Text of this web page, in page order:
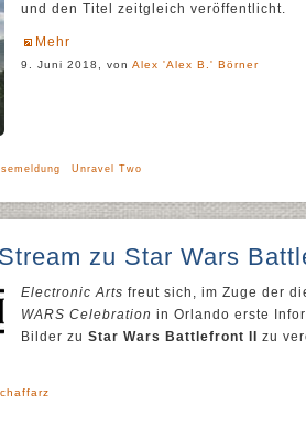
und den Titel zeitgleich veröffentlicht.
Mehr
9. Juni 2018, von Alex 'Alex B.' Börner
Unravel Two
zu Star Wars
Electronic Arts freut sich, im Zuge der
WARS Celebration in Orlando erste
Bilder zu Star Wars Battlefront II zu